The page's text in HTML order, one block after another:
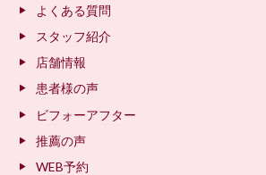
よくある質問
スタッフ紹介
店舗情報
患者様の声
ビフォーアフター
推薦の声
WEB予約